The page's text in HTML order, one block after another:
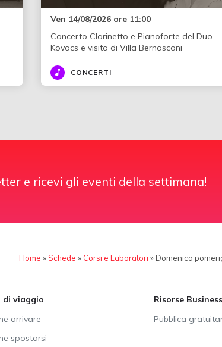
Ven 14/08/2026 ore 11:00
Concerto Clarinetto e Pianoforte del Duo
Kovacs e visita di Villa Bernasconi
CONCERTI
e ricevi gli eventi della settimana!
Home »Schede » Corsi e Laboratori » Domenica
di viaggio
arrivare
spostarsi
Risorse Business
Pubblica